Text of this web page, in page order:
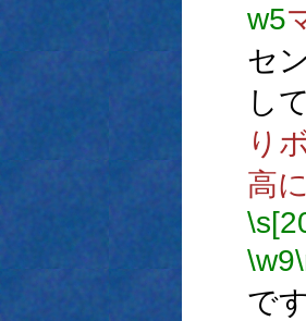
w5
セ
し
り
高
\w9
です